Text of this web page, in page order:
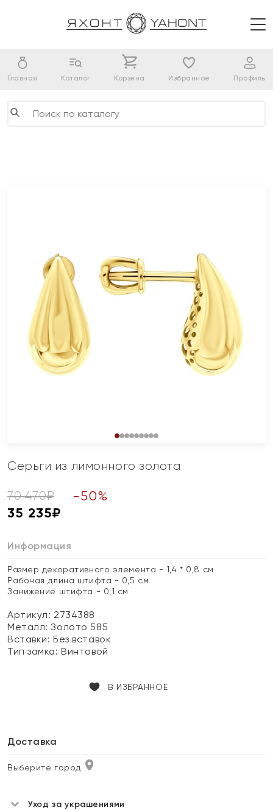
Главная Каталог Корзина Избранное Профиль
Серьги из лимонного золота
70 470₽ -50%
35 235₽
Информация
Размер декоративного элемента - 1,4 * 0,8 см
Рабочая длина штифта - 0,5 см
Занижение штифта - 0,1 см
Артикул: 2734388
Металл:Золото 585
Вставки:Без вставок
Тип замка:Винтовой
В ИЗБРАННОЕ
Доставка
Выберите город
Уход за украшениями